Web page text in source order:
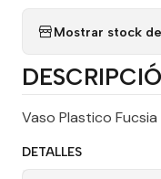
Mostrar stock
Vaso Plastico
DETALLES